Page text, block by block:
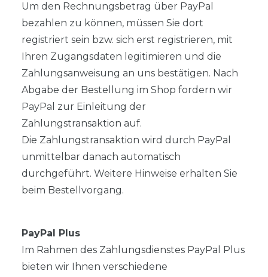
Um den Rechnungsbetrag über PayPal
bezahlen zu können, müssen Sie dort
registriert sein bzw. sich erst registrieren, mit
Ihren Zugangsdaten legitimieren und die
Zahlungsanweisung an uns bestätigen. Nach
Abgabe der Bestellung im Shop fordern wir
PayPal zur Einleitung der
Zahlungstransaktion auf.
Die Zahlungstransaktion wird durch PayPal
unmittelbar danach automatisch
durchgeführt. Weitere Hinweise erhalten Sie
beim Bestellvorgang.
PayPal Plus
Im Rahmen des Zahlungsdienstes PayPal Plus
bieten wir Ihnen verschiedene